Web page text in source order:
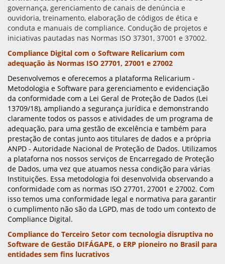
governança, gerenciamento de canais de denúncia e
ouvidoria, treinamento, elaboração de códigos de ética e
conduta e manuais de compliance. Condução de projetos e
iniciativas pautadas nas Normas ISO 37301, 37001 e 37002.
Compliance Digital com o Software Relicarium com
adequação às Normas ISO 27701, 27001 e 27002
Desenvolvemos e oferecemos a plataforma Relicarium -
Metodologia e Software para gerenciamento e evidenciação
da conformidade com a Lei Geral de Proteção de Dados (Lei
13709/18), ampliando a segurança jurídica e demonstrando
claramente todos os passos e atividades de um programa de
adequação, para uma gestão de excelência e também para
prestação de contas junto aos titulares de dados e a própria
ANPD - Autoridade Nacional de Proteção de Dados. Utilizamos
a plataforna nos nossos serviços de Encarregado de Proteção
de Dados, uma vez que atuamos nessa condição para várias
Instituições. Essa metodologia foi desenvolvida observando a
conformidade com as normas ISO 27701, 27001 e 27002. Com
isso temos uma conformidade legal e normativa para garantir
o cumplimento não são da LGPD, mas de todo um contexto de
Compliance Digital.
Compliance do Terceiro Setor com tecnologia disruptiva no
Software de Gestão DIFÁGAPE, o ERP pioneiro no Brasil para
entidades sem fins lucrativos